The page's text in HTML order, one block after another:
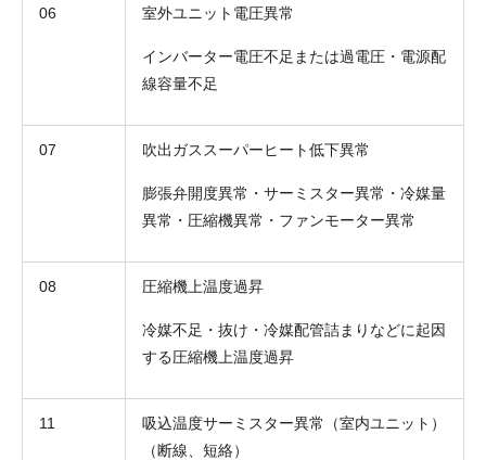
06 室外ユニット電圧異常
インバーター電圧不足または過電圧・電源配
線容量不足
07 吹出ガススーパーヒート低下異常
膨張弁開度異常・サーミスター異常・冷媒量
異常・圧縮機異常・ファンモーター異常
08 圧縮機上温度過昇
冷媒不足・抜け・冷媒配管詰まりなどに起因
する圧縮機上温度過昇
11
吸込温度サーミスター異常（室内ユニット）
（断線、短絡）